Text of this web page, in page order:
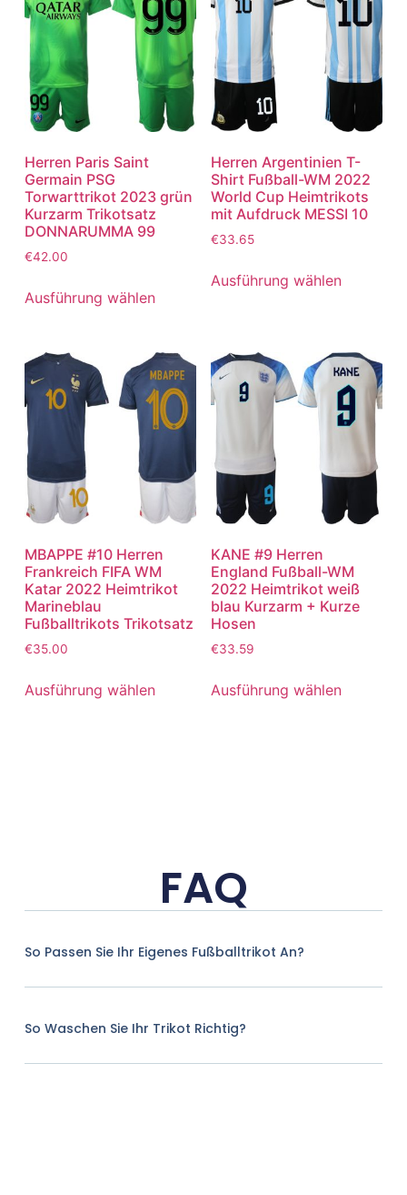
Herren Paris Saint
Germain PSG
Torwarttrikot 2023 grün
Kurzarm Trikotsatz
DONNARUMMA 99
€42.00
Ausführung wählen
Herren Argentinien T-
Shirt Fußball-WM 2022
World Cup Heimtrikots
mit Aufdruck MESSI 10
€33.65
Ausführung wählen
MBAPPE #10 Herren
Frankreich FIFA WM
Katar 2022 Heimtrikot
Marineblau
Fußballtrikots Trikotsatz
€35.00
Ausführung wählen
KANE #9 Herren
England Fußball-WM
2022 Heimtrikot weiß
blau Kurzarm + Kurze
Hosen
€33.59
Ausführung wählen
FAQ
So Passen Sie Ihr Eigenes Fußballtrikot An?
So Waschen Sie Ihr Trikot Richtig?